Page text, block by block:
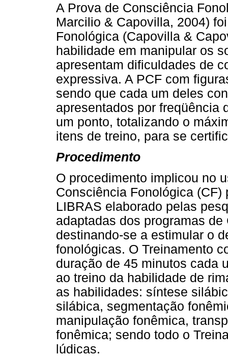
A Prova de Consciência
Marcilio & Capovilla, 2004)
Fonológica (Capovilla &
habilidade em manipular os
apresentam dificuldades de
expressiva. A PCF com
sendo que cada um deles
apresentados por freqüência
um ponto, totalizando o
itens de treino, para se
Procedimento
O procedimento implicou no
Consciência Fonológica
LIBRAS elaborado pelas
adaptadas dos programas
destinando-se a estimular o
fonológicas. O Treinamento
duração de 45 minutos cada
ao treino da habilidade de
as habilidades: síntese
silábica, segmentação
manipulação fonêmica,
fonêmica; sendo todo o
lúdicas.